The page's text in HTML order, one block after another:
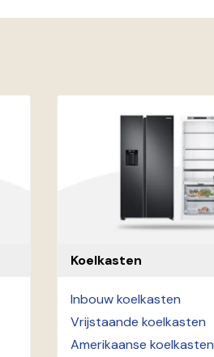
Koelkasten
Inbouw koelkasten
Vrijstaande koelkasten
Amerikaanse koelkasten